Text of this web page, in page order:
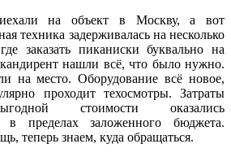
на объект в Москву, а вот
техника задерживалась на несколько
заказать пиканиски буквально на
нашли всё, что было нужно.
на место. Оборудование всё новое,
проходит техосмотры. Затраты
стоимости оказались
в пределах заложенного бюджета.
теперь знаем, куда обращаться.